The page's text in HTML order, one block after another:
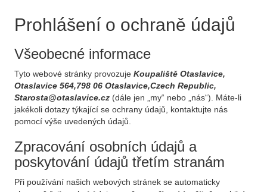
Prohlášení o ochraně údajů
Všeobecné informace
Tyto webové stránky provozuje Koupaliště Otaslavice,
Otaslavice 564,798 06 Otaslavice,Czech Republic,
Starosta@otaslavice.cz (dále jen „my“ nebo „nás“). Máte-li
jakékoli dotazy týkající se ochrany údajů, kontaktujte nás
pomocí výše uvedených údajů.
Zpracování osobních údajů a
poskytování údajů třetím stranám
Při používání našich webových stránek se automaticky